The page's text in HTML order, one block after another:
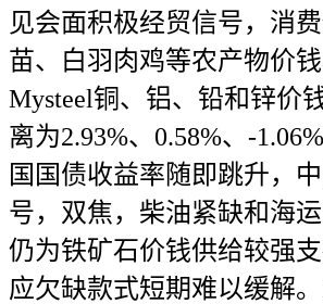
见会面积极经贸信号，消
苗、白羽肉鸡等农产物价钱
Mysteel铜、铝、铅和锌价
离为2.93%、0.58%、-
国国债收益率随即跳升，
号，双焦，柴油紧缺和海
仍为铁矿石价钱供给较强
应欠缺款式短期难以缓解